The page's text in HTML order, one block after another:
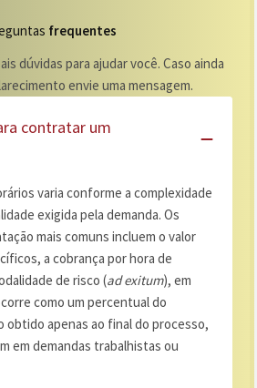
frequentes
dúvidas para ajudar você. Caso ainda
envie uma mensagem.
contratar um
varia conforme a complexidade
exigida pela demanda. Os
mais comuns incluem o valor
a cobrança por hora de
de risco (ad exitum), em
como um percentual do
obtido apenas ao final do processo,
em demandas trabalhistas ou